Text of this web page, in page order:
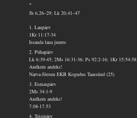
*
Jh 6,26–29; Lk 20,41–47
1. Laupäev
1Kr 11:17-34
Issanda laua juures
2. Pühapäev
Lk 6:39-45; 2Ms 16:31-36; Ps 92:2-16; 1Kr 15:54-58
Andkem andeks!
Narva-Jõesuu EKB Kogudus Taassünd (25)
3. Esmaspäev
2Ms 34:1-9
Andkem andeks!
7.08-17.53
4. Teisipäev